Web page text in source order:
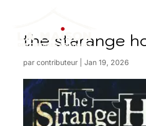
the starange
par contributeur| Jan 19, 2026